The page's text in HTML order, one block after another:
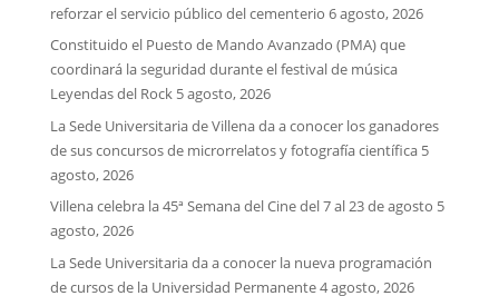
reforzar el servicio público del cementerio 6 agosto, 2026
Constituido el Puesto de Mando Avanzado (PMA) que
coordinará la seguridad durante el festival de música
Leyendas del Rock 5 agosto, 2026
La Sede Universitaria de Villena da a conocer los ganadores
de sus concursos de microrrelatos y fotografía científica 5
agosto, 2026
Villena celebra la 45ª Semana del Cine del 7 al 23 de agosto 5
agosto, 2026
La Sede Universitaria da a conocer la nueva programación
de cursos de la Universidad Permanente4 agosto, 2026